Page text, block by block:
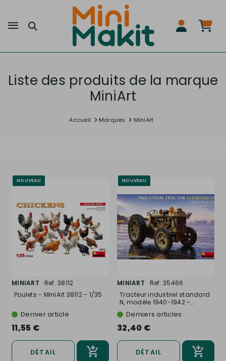
Liste des produits de la marque
MiniArt
Accueil Marques MiniArt
NOUVEAU
MINIART
Ref. 38112
Poulets - MiniArt 38112 - 1/35
Dernier article
11,55 €
DÉTAIL
NOUVEAU
MINIART
Ref. 35466
Tracteur industriel standard
N, modèle 1940-1942 -...
Derniers articles
32,40 €
DÉTAIL